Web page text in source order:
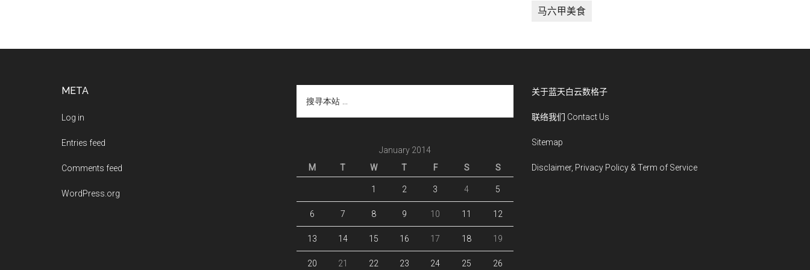
马六甲美食
META
Log in
Entries feed
Comments feed
WordPress.org
本
January 2014
M
T W T F S S
1 2 3 4 5
6 7 8 9 10 11 12
13 14 15 16 17 18 19
20 21 22 23 24 25 26
关于蓝天白云数格子
联络我们 Contact Us
Sitemap
Disclaimer, Privacy Policy & Term of Service